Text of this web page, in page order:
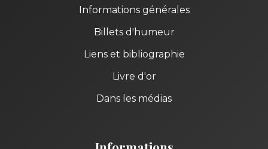
Informations générales
Billets d'humeur
Liens et bibliographie
Livre d'or
Dans les médias